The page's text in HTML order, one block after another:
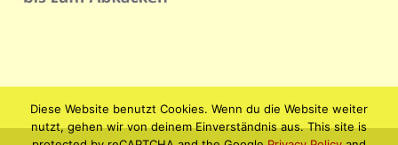
Diese Website benutzt Cookies. Wenn du die Website weiter
nutzt, gehen wir von deinem Einverständnis aus. This site is